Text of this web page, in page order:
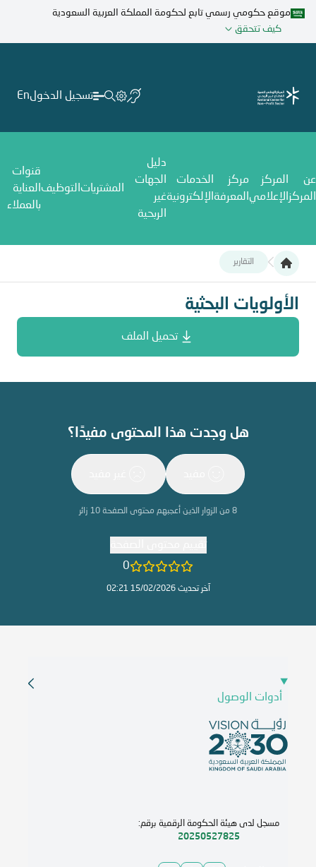
تجاوز
المحتوى
موقع حكومي رسمي تابع لحكومة المملكة العربية السعودية
كيف تتحقق
تسجيل الدخولEn
عن
المركز
المركز
الإعلامي
مركز
المعرفة
الخدمات
الإلكترونية
دليل
الجهات
غير
الربحية
المشتريات التوظيف
قنوات
العناية
بالعملاء
التقارير
الأولويات البحثية
الأولويات البحثية
تحميل الملف
هل وجدت هذا المحتوى مفيدًا؟
8 من الزوار الذين أعجبهم محتوى الصفحة 10 زائر
0
آخر تحديث 15/02/2026 02:21
أدوات الوصول
مسجل لدى هيئة الحكومة الرقمية برقم:
20250527825